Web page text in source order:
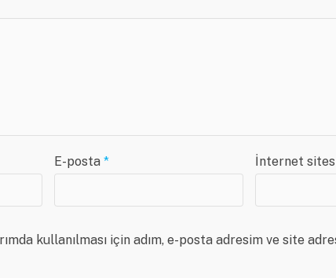
E-posta * İnternet
kullanılması için adım, e-posta adresim ve site